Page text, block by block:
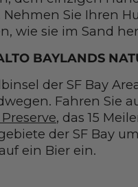
Nehmen Sie Ihren
wie sie im Sand
BAYLANDS
der SF Bay
Fahren Sie
, das 15
der SF Bay
ein Bier ein.